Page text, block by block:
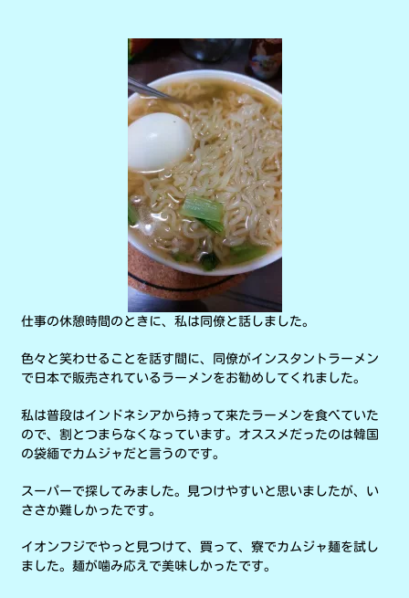
仕事の休憩時間のときに、私は同僚と話しました。
色々と笑わせることを話す間に、同僚がインスタントラーメン
で日本で販売されているラーメンをお勧めしてくれました。
私は普段はインドネシアから持って来たラーメンを食べていた
ので、割とつまらなくなっています。オススメだったのは韓国
の袋緬でカムジャだと言うのです。
スーパーで探してみました。見つけやすいと思いましたが、い
ささか難しかったです。
イオンフジでやっと見つけて、買って、寮でカムジャ麺を試し
ました。麺が噛み応えで美味しかったです。